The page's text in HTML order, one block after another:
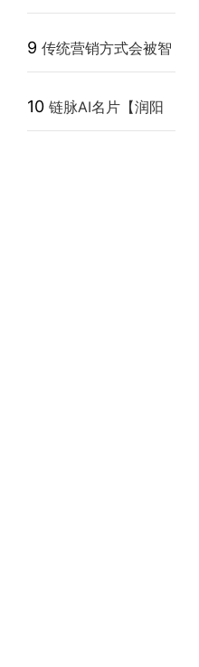
【润阳演说力】第一天
9 传统营销方式会被智
能营销所取代吗？
10 链脉AI名片【润阳